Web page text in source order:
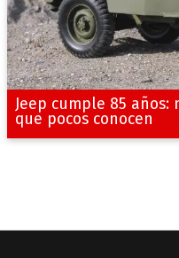
Jeep cumple 85 años:
que pocos conocen